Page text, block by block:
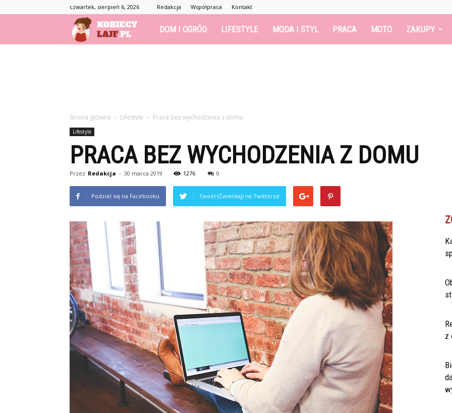
czwartek, sierpień 6, 2026 Redakcja Współpraca Kontakt
KobiecyLajf.pl
moda,
życie
DOM I OGRÓD LIFESTYLE MODA I STYL PRACA MOTO ZAKUPY
Strona główna Lifestyle Praca bez wychodzenia z domu
Lifestyle
PRACA BEZ WYCHODZENIA Z DOMU
Przez Redakcja - 30 marca 2019 1276 0
Podziel się na Facebooku Tweet (Ćwierkaj) na Twitterze
z